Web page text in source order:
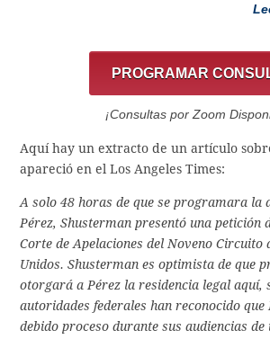
PROGRAMAR
¡Consultas por Zoom
Aquí hay un extracto de un artículo
apareció en el Los Angeles Times:
A solo 48 horas de que se programara la
Pérez, Shusterman presentó una petición
Corte de Apelaciones del Noveno Circuito
Unidos. Shusterman es optimista de que
otorgará a Pérez la residencia legal aquí,
autoridades federales han reconocido que
debido proceso durante sus audiencias